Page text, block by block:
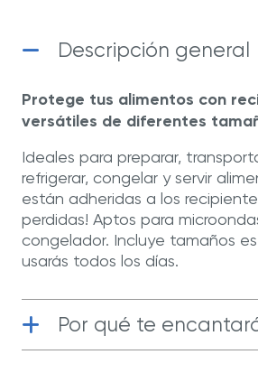
Descripción general
Protege tus alimentos con
versátiles de diferentes
Ideales para preparar,
refrigerar, congelar y servir
están adheridas a los
perdidas! Aptos para
congelador. Incluye tamaños
usarás todos los días.
Por qué te